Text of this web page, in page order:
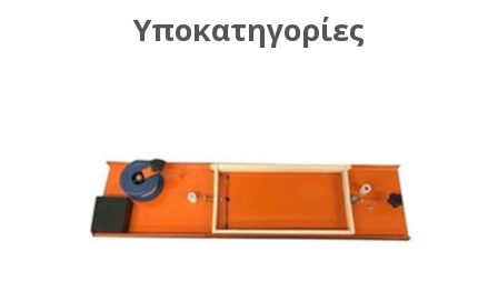
Υποκατηγορίες